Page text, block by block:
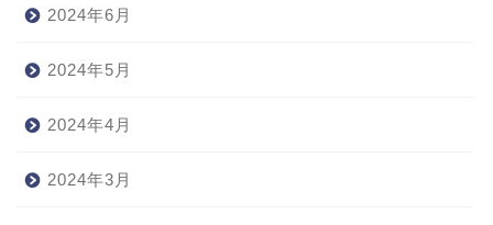
2024年6月
2024年5月
2024年4月
2024年3月